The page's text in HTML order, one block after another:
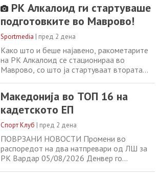
историја 05/08/2026 Шекил О’Нил: Леброн
ќе се обиде да дојде до 50.000 поени
05/08/2026
РК Алкалоид ги стартуваше
подготовките во Маврово!
Sportmedia | пред 2 дена
Како што и беше најавено, ракометарите
на РК Алкалоид се стационираа во
Маврово, со што ја стартуваат втората
предводена од шефот на струката Кирил
Лазаров е во полн состав. На
подготовките во Маврово најголемо
внимание ќе се посвети на физичката и
тактичка подготвеност во пресрет
Македонија во ТОП 16 на
кадетското ЕП
Спорт Клуб | пред 2 дена
ПОВРЗАНИ НОВОСТИ Промени во
распоредот на два натпревари од ЛШ за
РК Вардар 05/08/2026 Денвер го